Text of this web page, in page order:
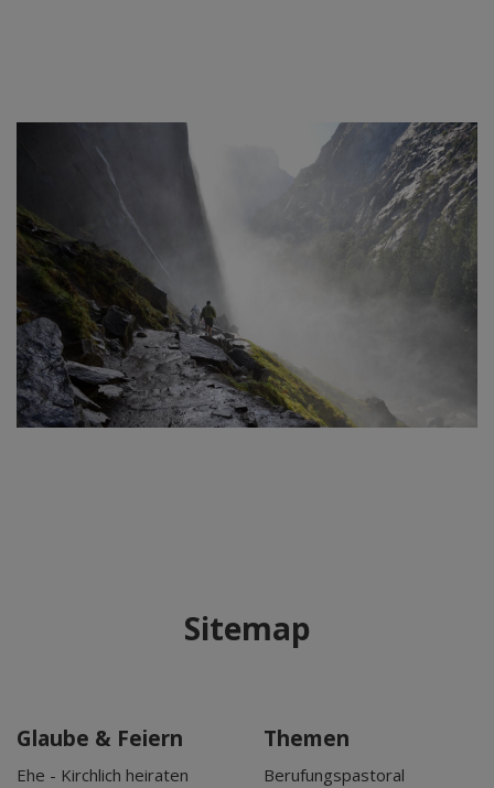
Sitemap
Glaube & Feiern
Ehe - Kirchlich heiraten
Themen
Berufungspastoral